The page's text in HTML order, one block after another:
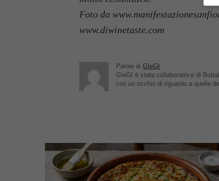
Foto da
www.diwinetaste.com
Parole di GIeGI
GIeGI è stata collaboratrice di
con un occhio di riguardo a quelle